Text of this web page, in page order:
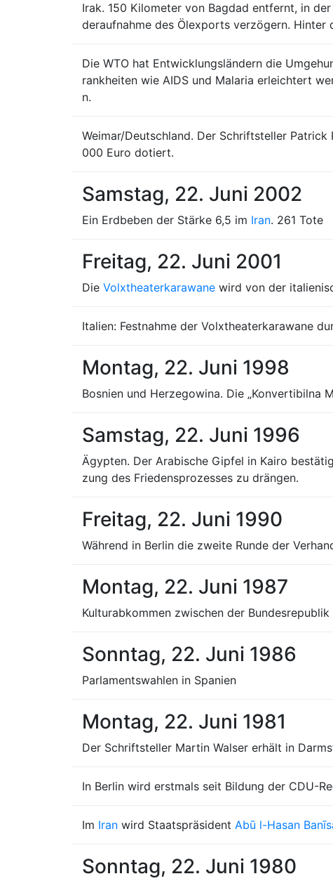
Irak. 150 Kilometer von Bagdad entfernt, in
deraufnahme des Ölexports verzögern.
Die WTO hat Entwicklungsländern die
rankheiten wie AIDS und Malaria erleichtert
n.
Weimar/Deutschland. Der Schriftsteller
000 Euro dotiert.
Samstag, 22. Juni 2002
Ein Erdbeben der Stärke 6,5 im Iran. 261 Tote
Freitag, 22. Juni 2001
Die Volxtheaterkarawane wird von der
Italien: Festnahme der Volxtheaterkarawane
Montag, 22. Juni 1998
Bosnien und Herzegowina. Die „Konvertibilna
Samstag, 22. Juni 1996
Ägypten. Der Arabische Gipfel in Kairo
zung des Friedensprozesses zu drängen.
Freitag, 22. Juni 1990
Während in Berlin die zweite Runde der
Montag, 22. Juni 1987
Kulturabkommen zwischen der
Sonntag, 22. Juni 1986
Parlamentswahlen in Spanien
Montag, 22. Juni 1981
Der Schriftsteller Martin Walser erhält in
In Berlin wird erstmals seit Bildung der CDU-
Im Iran wird Staatspräsident Abū l-Hasan
Sonntag, 22. Juni 1980